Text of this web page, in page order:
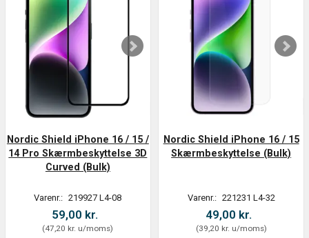
Nordic Shield iPhone 16 / 15 /
14 Pro Skærmbeskyttelse 3D
Curved (Bulk)
Varenr.: 219927 L4-08
59,00 kr.
(47,20 kr. u/moms)
Nordic Shield iPhone 16 / 15
Skærmbeskyttelse (Bulk)
Varenr.: 221231 L4-32
49,00 kr.
(39,20 kr. u/moms)